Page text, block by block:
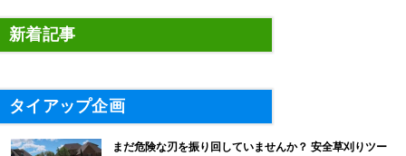
新着記事
タイアップ企画
まだ危険な刃を振り回していませんか？ 安全草刈りツー